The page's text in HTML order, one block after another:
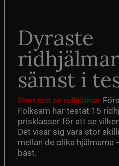
Dyraste
sämst i
Stort test av ridhjälmar
Folksam har testat 15
prisklasser för att se
Det visar sig vara stor
mellan de olika hjälmarna
bäst.